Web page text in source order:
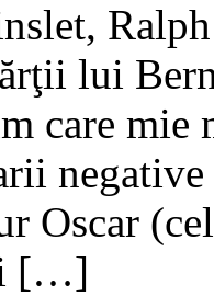
lui
care mie
Oscar
[…]